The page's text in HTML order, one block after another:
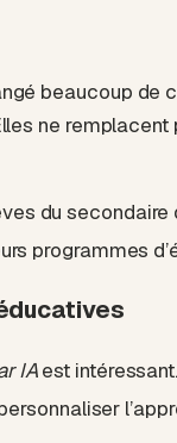
beaucoup de
ne
du
programmes
IAest